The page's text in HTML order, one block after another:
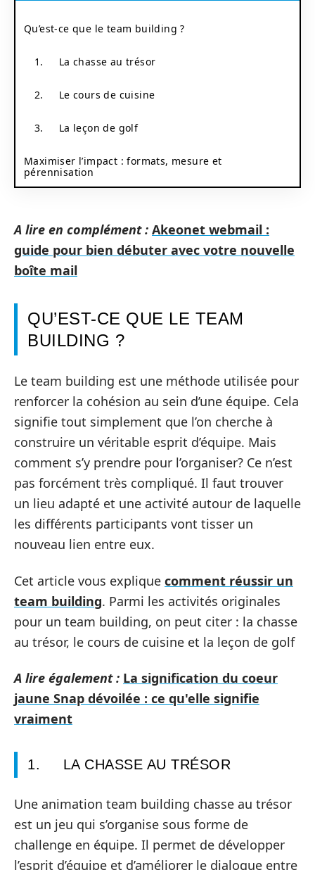
Qu’est-ce que le team building ?
1. La chasse au trésor
2. Le cours de cuisine
3. La leçon de golf
Maximiser l’impact : formats, mesure et
pérennisation
A lire en complément : Akeonet webmail :
guide pour bien débuter avec votre nouvelle
boîte mail
QU’EST-CE QUE LE TEAM
BUILDING ?
Le team building est une méthode utilisée pour
renforcer la cohésion au sein d’une équipe. Cela
signifie tout simplement que l’on cherche à
construire un véritable esprit d’équipe. Mais
comment s’y prendre pour l’organiser? Ce n’est
pas forcément très compliqué. Il faut trouver
un lieu adapté et une activité autour de laquelle
les différents participants vont tisser un
nouveau lien entre eux.
Cet article vous explique comment réussir un
team building. Parmi les activités originales
pour un team building, on peut citer : la chasse
au trésor, le cours de cuisine et la leçon de golf
A lire également : La signification du coeur
jaune Snap dévoilée : ce qu'elle signifie
vraiment
1. LA CHASSE AU TRÉSOR
Une animation team building chasse au trésor
est un jeu qui s’organise sous forme de
challenge en équipe. Il permet de développer
l’esprit d’équipe et d’améliorer le dialogue entre